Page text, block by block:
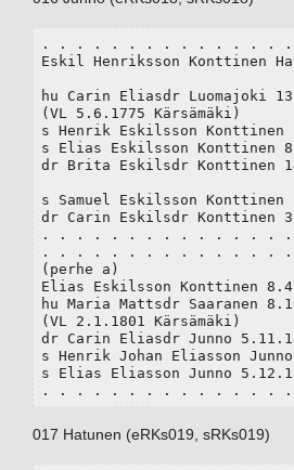
. . . . . . . . . . . . . .
Eskil Henriksson Konttinen
hu Carin Eliasdr Luomajoki
(VL 5.6.1775 Kärsämäki)
s Henrik Eskilsson Konttinen
s Elias Eskilsson Konttinen
dr Brita Eskilsdr Konttinen
s Samuel Eskilsson Konttinen
dr Carin Eskilsdr Konttinen
. . . . . . . . . . . . . .
. . . . . . . . . . . . . .
(perhe a)
Elias Eskilsson Konttinen
hu Maria Mattsdr Saaranen
(VL 2.1.1801 Kärsämäki)
dr Carin Eliasdr Junno
s Henrik Johan Eliasson
s Elias Eliasson Junno
. . . . . . . . . . . . . .
017 Hatunen (eRKs019, sRKs019)